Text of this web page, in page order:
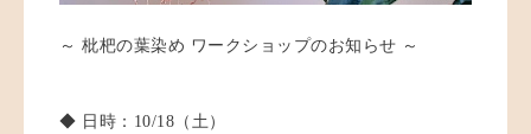
～ 枇杷の葉染め ワークショップのお知らせ ～
◆ 日時：10/18（土）